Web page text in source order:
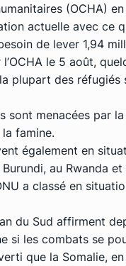
(OCHA) en
actuelle avec ce
de lever 1,94
le 5 août,
plupart des réfugiés
sont menacées par
famine.
également en
au Rwanda et
a classé en
du Sud affirment
si les combats se
que la Somalie,